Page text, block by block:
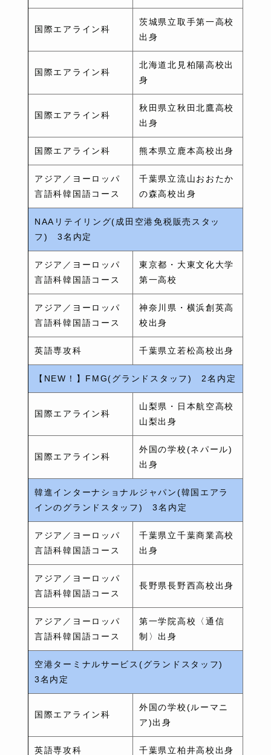
国際エアライン科
茨城県立取手第一高校
出身
国際エアライン科
北海道北見柏陽高校出
身
国際エアライン科
秋田県立秋田北鷹高校
出身
国際エアライン科 熊本県立鹿本高校出身
アジア／ヨーロッパ
言語科韓国語コース
千葉県立流山おおたか
の森高校出身
NAAリテイリング(成田空港免税販売スタッ
フ) 3名内定
アジア／ヨーロッパ
言語科韓国語コース
東京都・大東文化大学
第一高校
アジア／ヨーロッパ
言語科韓国語コース
神奈川県・横浜創英高
校出身
英語専攻科 千葉県立若松高校出身
【NEW！】FMG(グランドスタッフ) 2名内定
国際エアライン科
山梨県・日本航空高校
山梨出身
国際エアライン科
外国の学校(ネパール)
出身
韓進インターナショナルジャパン(韓国エアラ
インのグランドスタッフ) 3名内定
アジア／ヨーロッパ
言語科韓国語コース
千葉県立千葉商業高校
出身
アジア／ヨーロッパ
言語科韓国語コース
長野県長野西高校出身
アジア／ヨーロッパ
言語科韓国語コース
第一学院高校〈通信
制〉出身
空港ターミナルサービス(グランドスタッフ)
3名内定
国際エアライン科
外国の学校(ルーマニ
ア)出身
英語専攻科 千葉県立柏井高校出身